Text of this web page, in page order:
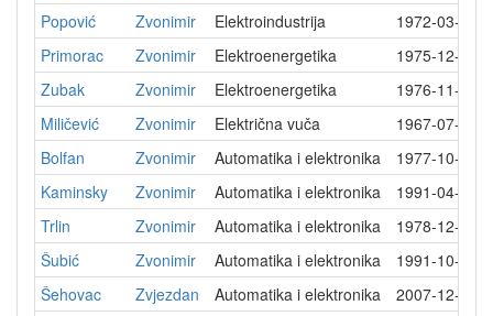
Popović
Zvonimir Elektroindustrija
1972-03-23
Primorac
Zvonimir Elektroenergetika
1975-12-10
Zubak
Zvonimir Elektroenergetika
1976-11-15
Miličević
Zvonimir Električna vuča
1967-07-18
Bolfan
Zvonimir Automatika i elektronika
1977-10-26
Kaminsky
Zvonimir Automatika i elektronika
1991-04-04
Trlin
Zvonimir Automatika i elektronika
1978-12-27
Šubić
Zvonimir Automatika i elektronika
1991-10-15
Šehovac
Zvjezdan Automatika i elektronika
2007-12-06